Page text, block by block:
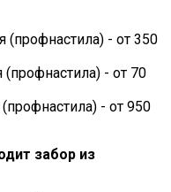
(профнастила) - от 350
- от 70
- от 950
забор из